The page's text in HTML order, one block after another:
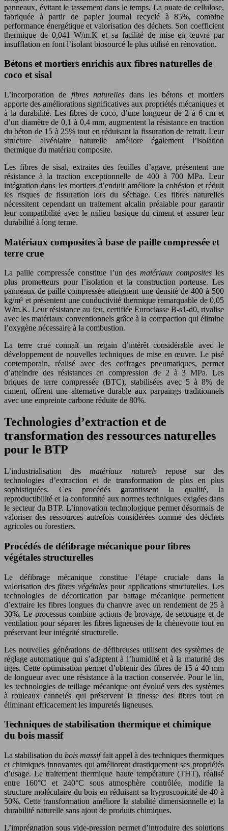
panneaux, évitant le tassement dans le temps. La ouate de cellulose,
fabriquée à partir de papier journal recyclé à 85%, combine
performance énergétique et valorisation des déchets. Son coefficient
thermique de 0,041 W/m.K et sa facilité de mise en œuvre par
insufflation en font l’isolant biosourcé le plus utilisé en rénovation.
Bétons et mortiers enrichis aux fibres naturelles de
coco et sisal
L’incorporation de fibres naturelles dans les bétons et mortiers
apporte des améliorations significatives aux propriétés mécaniques et
à la durabilité. Les fibres de coco, d’une longueur de 2 à 6 cm et
d’un diamètre de 0,1 à 0,4 mm, augmentent la résistance en traction
du béton de 15 à 25% tout en réduisant la fissuration de retrait. Leur
structure alvéolaire naturelle améliore également l’isolation
thermique du matériau composite.
Les fibres de sisal, extraites des feuilles d’agave, présentent une
résistance à la traction exceptionnelle de 400 à 700 MPa. Leur
intégration dans les mortiers d’enduit améliore la cohésion et réduit
les risques de fissuration lors du séchage. Ces fibres naturelles
nécessitent cependant un traitement alcalin préalable pour garantir
leur compatibilité avec le milieu basique du ciment et assurer leur
durabilité à long terme.
Matériaux composites à base de paille compressée et
terre crue
La paille compressée constitue l’un desmatériaux composites les
plus prometteurs pour l’isolation et la construction porteuse. Les
panneaux de paille compressée atteignent une densité de 400 à 500
kg/m³ et présentent une conductivité thermique remarquable de 0,05
W/m.K. Leur résistance au feu, certifiée Euroclasse B-s1-d0, rivalise
avec les matériaux conventionnels grâce à la compaction qui élimine
l’oxygène nécessaire à la combustion.
La terre crue connaît un regain d’intérêt considérable avec le
développement de nouvelles techniques de mise en œuvre. Le pisé
contemporain, réalisé avec des coffrages pneumatiques, permet
d’atteindre des résistances en compression de 2 à 3 MPa. Les
briques de terre compressée (BTC), stabilisées avec 5 à 8% de
ciment, offrent une alternative durable aux parpaings traditionnels
avec une empreinte carbone réduite de 80%.
Technologies d’extraction et de
transformation des ressources naturelles
pour le BTP
L’industrialisation desmatériaux naturels repose sur des
technologies d’extraction et de transformation de plus en plus
sophistiquées. Ces procédés garantissent la qualité, la
reproductibilité et la conformité aux normes techniques exigées dans
le secteur du BTP. L’innovation technologique permet désormais de
valoriser des ressources autrefois considérées comme des déchets
agricoles ou forestiers.
Procédés de défibrage mécanique pour fibres
végétales structurelles
Le défibrage mécanique constitue l’étape cruciale dans la
valorisation des fibres végétales pour applications structurelles. Les
technologies de décortication par battage mécanique permettent
d’extraire les fibres longues du chanvre avec un rendement de 25 à
30%. Le processus combine actions de broyage, de secouage et de
ventilation pour séparer les fibres ligneuses de la chènevotte tout en
préservant leur intégrité structurelle.
Les nouvelles générations de défibreuses utilisent des systèmes de
réglage automatique qui s’adaptent à l’humidité et à la maturité des
tiges. Cette optimisation permet d’obtenir des fibres de 15 à 40 mm
de longueur avec une résistance à la traction conservée. Pour le lin,
les technologies de teillage mécanique ont évolué vers des systèmes
à rouleaux cannelés qui préservent la finesse des fibres tout en
éliminant efficacement les impuretés ligneuses.
Techniques de stabilisation thermique et chimique
du bois massif
La stabilisation dubois massiffait appel à des techniques thermiques
et chimiques innovantes qui améliorent drastiquement ses propriétés
d’usage. Le traitement thermique haute température (THT), réalisé
entre 160°C et 240°C sous atmosphère contrôlée, modifie la
structure moléculaire du bois en réduisant sa hygroscopicité de 40 à
50%. Cette transformation améliore la stabilité dimensionnelle et la
durabilité naturelle sans ajout de produits chimiques.
L’imprégnation sous vide-pression permet d’introduire des solutions